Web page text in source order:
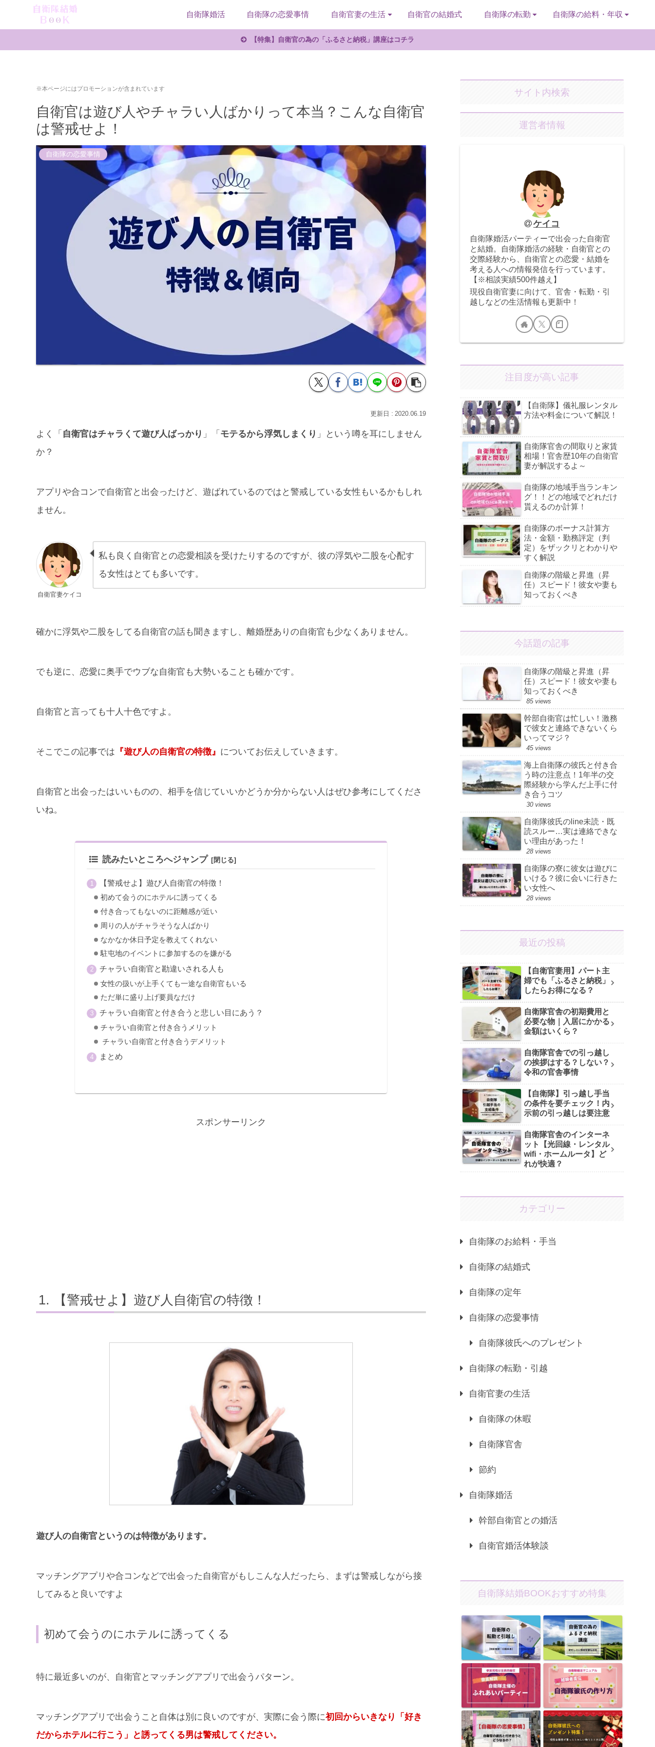
自衛隊婚活 自衛隊の恋愛事情 自衛官妻の生活 自衛官の結婚式 自衛隊の転勤 自衛隊の給料・年収
【特集】自衛官の為の「ふるさと納税」講座はコチラ
※本ページにはプロモーションが含まれています
自衛官は遊び人やチャラい人ばかりって本当？こんな自衛官
は警戒せよ！
自衛隊の恋愛事情
2020.06.19
よく「 自衛官はチャラくて遊び人ばっかり 」「 モテるから浮気しまくり 」という噂を耳にしません
か？
アプリや合コンで自衛官と出会ったけど、遊ばれているのではと警戒している女性もいるかもしれ
ません。
自衛官妻ケイコ
私も良く自衛官との恋愛相談を受けたりするのですが、彼の浮気や二股を心配す
る女性はとても多いです。
確かに浮気や二股をしてる自衛官の話も聞きますし、離婚歴ありの自衛官も少なくありません。
でも逆に、恋愛に奥手でウブな自衛官も大勢いることも確かです。
自衛官と言っても十人十色ですよ。
そこでこの記事では 『遊び人の自衛官の特徴』 についてお伝えしていきます。
自衛官と出会ったはいいものの、相手を信じていいかどうか分からない人はぜひ参考にしてくださ
いね。
読みたいところへジャンプ
【警戒せよ】遊び人自衛官の特徴！
初めて会うのにホテルに誘ってくる
付き合ってもないのに距離感が近い
周りの人がチャラそうな人ばかり
なかなか休日予定を教えてくれない
駐屯地のイベントに参加するのを嫌がる
チャラい自衛官と勘違いされる人も
女性の扱いが上手くても一途な自衛官もいる
ただ単に盛り上げ要員なだけ
チャラい自衛官と付き合うと悲しい目にあう？
チャラい自衛官と付き合うメリット
チャラい自衛官と付き合うデメリット
まとめ
スポンサーリンク
【警戒せよ】遊び人自衛官の特徴！
遊び人の自衛官というのは特徴があります。
マッチングアプリや合コンなどで出会った自衛官がもしこんな人だったら、まずは警戒しながら接
してみると良いですよ
初めて会うのにホテルに誘ってくる
特に最近多いのが、自衛官とマッチングアプリで出会うパターン。
マッチングアプリで出会うこと自体は別に良いのですが、実際に会う際に初回からいきなり「好き
だからホテルに行こう」と誘ってくる男は警戒してください。
サイト内検索
運営者情報
ケイコ
自衛隊婚活パーティーで出会った自衛官
と結婚。自衛隊婚活の経験・自衛官との
交際経験から、自衛官との恋愛・結婚を
考える人への情報発信を行っています。
【※相談実績500件越え】
現役自衛官妻に向けて、官舎・転勤・引
越しなどの生活情報も更新中！
注目度が高い記事
【自衛隊】儀礼服レンタル
方法や料金について解説！
自衛隊官舎の間取りと家賃
相場！官舎歴10年の自衛官
妻が解説するよ～
自衛隊の地域手当ランキン
グ！！どの地域でどれだけ
貰えるのか計算！
自衛隊のボーナス計算方
法・金額・勤務評定（判
定）をザックリとわかりや
すく解説
自衛隊の階級と昇進（昇
任）スピード！彼女や妻も
知っておくべき
今話題の記事
自衛隊の階級と昇進（昇
任）スピード！彼女や妻も
知っておくべき
85 views
幹部自衛官は忙しい！激務
で彼女と連絡できないくら
いってマジ？
45 views
海上自衛隊の彼氏と付き合
う時の注意点！1年半の交
際経験から学んだ上手に付
き合うコツ
30 views
自衛隊彼氏のline未読・既
読スルー…実は連絡できな
い理由があった！
28 views
自衛隊の寮に彼女は遊びに
いける？彼に会いに行きた
い女性へ
28 views
最近の投稿
【自衛官妻用】パート主
婦でも「ふるさと納税」
したらお得になる？
自衛隊官舎の初期費用と
必要な物｜入居にかかる
金額はいくら？
自衛隊官舎での引っ越し
の挨拶はする？しない？
令和の官舎事情
【自衛隊】引っ越し手当
の条件を要チェック！内
示前の引っ越しは要注意
自衛隊官舎のインターネ
ット【光回線・レンタル
wifi・ホームルータ】ど
れが快適？
カテゴリー
自衛隊のお給料・手当
自衛隊の結婚式
自衛隊の定年
自衛隊の恋愛事情
自衛隊彼氏へのプレゼント
自衛隊の転勤・引越
自衛官妻の生活
自衛隊の休暇
自衛隊官舎
節約
自衛隊婚活
幹部自衛官との婚活
自衛官婚活体験談
自衛隊結婚BOOKおすすめ特集